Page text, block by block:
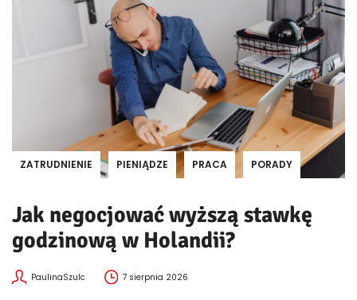
ZATRUDNIENIE PIENIĄDZE PRACA PORADY
Jak negocjować wyższą stawkę
godzinową w Holandii?
PaulinaSzulc 7 sierpnia 2026